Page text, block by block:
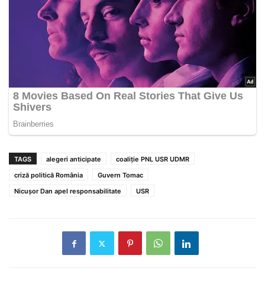
TAGS alegeri anticipate
coaliție PNL USR UDMR
criză politică România
Guvern Tomac
Nicușor Dan apel responsabilitate
USR